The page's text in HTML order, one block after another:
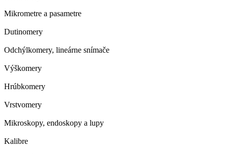
Mikrometre a pasametre
Dutinomery
Odchýlkomery, lineárne snímače
Výškomery
Hrúbkomery
Vrstvomery
Mikroskopy, endoskopy a lupy
Kalibre